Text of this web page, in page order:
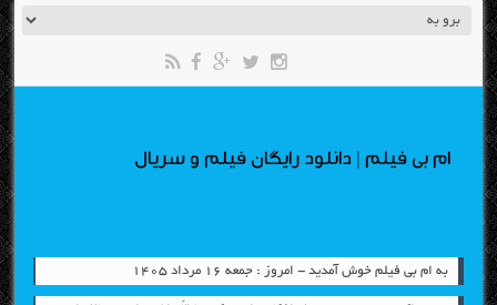
ام بی فیلم | دانلود رایگان فیلم و سریال
به ام بی فیلم خوش آمدید - امروز : جمعه ۱۶ مرداد ۱۴۰۵